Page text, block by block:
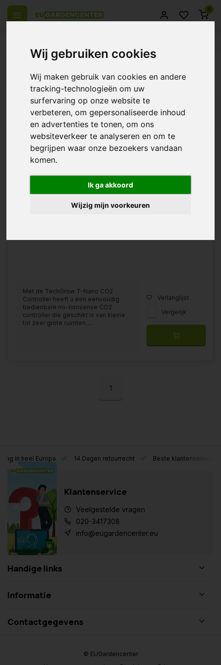
Wij gebruiken cookies
Wij maken gebruik van cookies en andere
tracking-technologieën om uw
surfervaring op onze website te
verbeteren, om gepersonaliseerde inhoud
en advertenties te tonen, om ons
websiteverkeer te analyseren en om te
begrijpen waar onze bezoekers vandaan
komen.
Ik ga akkoord
Wijzig mijn voorkeuren
0
Producten getagd met T-Nano
€209,00
Met de TechGrow T-Nano CO2
Controller heeft u een eenvoudig
bedienbare no-nonsense CO2
controller die geschikt is van kleine
tot zeer grote ruimten....
Verlanglijst
Vergelijk
1
Europa 14 Dagen retourrecht Beste klantenservice
Klantenservice
Veelgestelde vragen
020-3417308
info@eugardencenter.eu
Handige links
Informatie
Contactgegevens
© EUGardencenter